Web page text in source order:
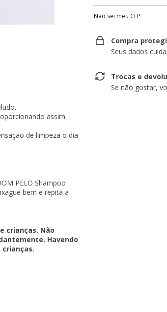
assim
de limpeza o dia
PELO Shampoo
bem e repita a
crianças. Não
Havendo
Não sei meu CEP
Compra
Seus dados
Trocas e
Se não gostar,